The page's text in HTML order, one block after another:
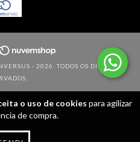
o uso de cookies para agilizar
de compra.
- 2026. TODOS OS DIREITOS